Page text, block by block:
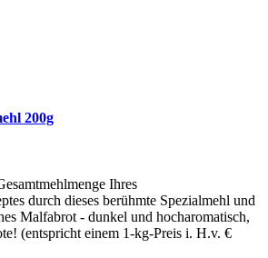
200g
Ihres
durch dieses berühmte Spezialmehl und
Malfabrot - dunkel und hocharomatisch,
(entspricht einem 1-kg-Preis i. H.v. €